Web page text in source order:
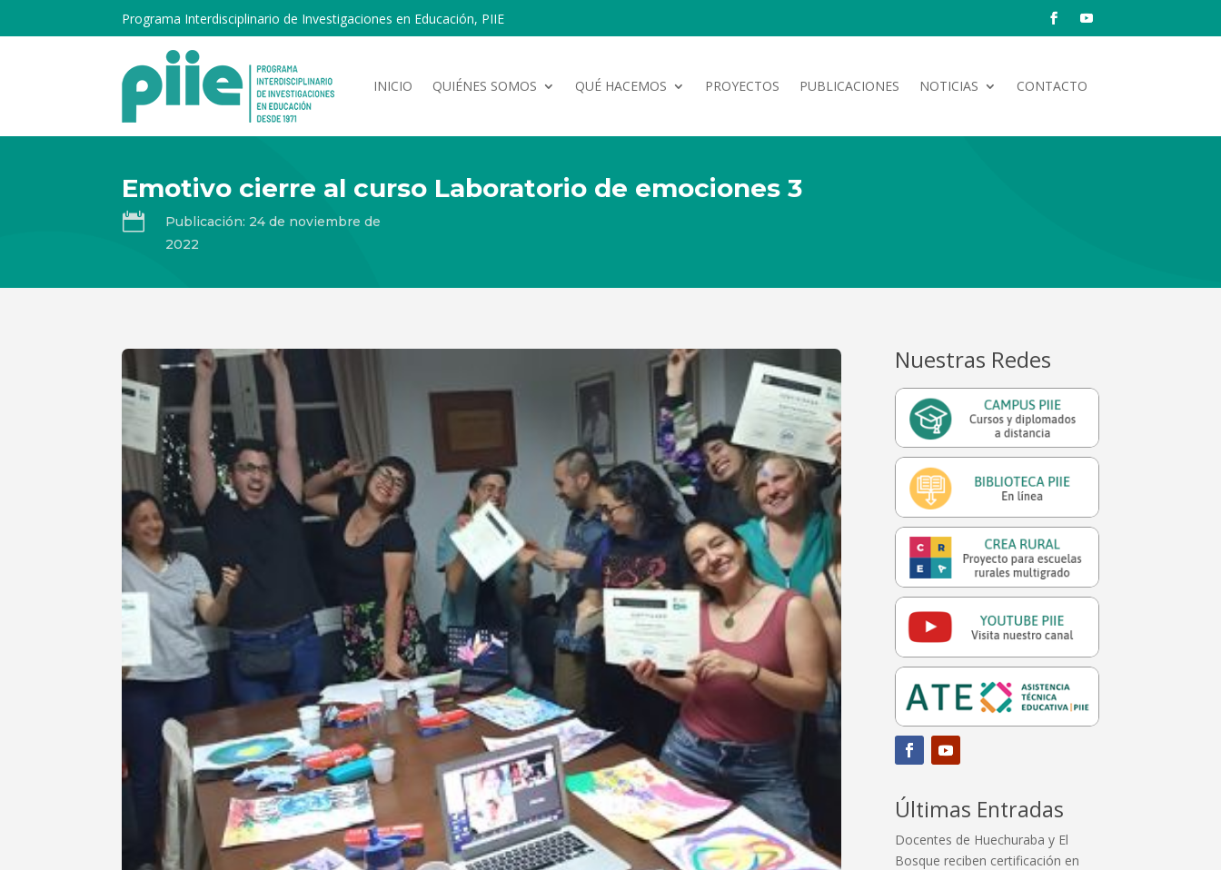
Programa Interdisciplinario de Investigaciones en Educación, PIIE
INICIO QUIÉNES SOMOS QUÉ HACEMOS PROYECTOS PUBLICACIONES NOTICIAS CONTACTO
Emotivo cierre al curso Laboratorio de emociones 3

Publicación: 24 de noviembre de
2022
Nuestras Redes
Últimas Entradas
Docentes de Huechuraba y El
Bosque reciben certificación en